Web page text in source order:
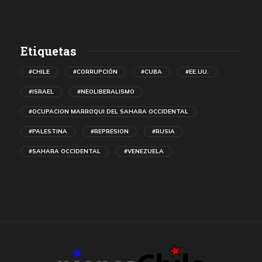
Etiquetas
#CHILE #CORRUPCIÓN #CUBA #EE.UU.
#ISRAEL #NEOLIBERALISMO
#OCUPACION MARROQUI DEL SAHARA OCCIDENTAL
#PALESTINA #REPRESION #RUSIA
#SAHARA OCCIDENTAL #VENEZUELA